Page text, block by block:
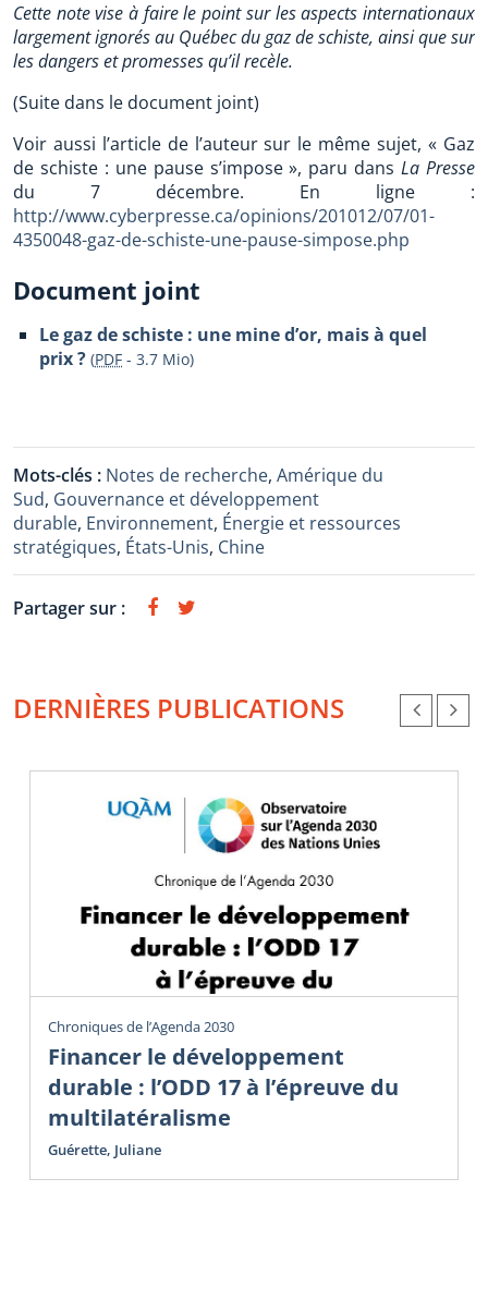
Cette note vise à faire le point sur les aspects internationaux
largement ignorés au Québec du gaz de schiste, ainsi que sur
les dangers et promesses qu’il recèle.
(Suite dans le document joint)
Voir aussi l’article de l’auteur sur le même sujet, « Gaz
de schiste : une pause s’impose », paru dansLa Presse
du 7 décembre. En ligne :
http://www.cyberpresse.ca/opinions/201012/07/01-
4350048-gaz-de-schiste-une-pause-simpose.php
Document joint
Le gaz de schiste : une mine d’or, mais à quel
prix ? (PDF - 3.7 Mio)
Mots-clés : Notes de recherche, Amérique du
Sud, Gouvernance et développement
durable, Environnement, Énergie et ressources
stratégiques, États-Unis, Chine
Partager sur :
DERNIÈRES PUBLICATIONS
Chroniques de l’Agenda 2030
Financer le développement
durable : l’ODD 17 à l’épreuve du
multilatéralisme
Guérette, Juliane